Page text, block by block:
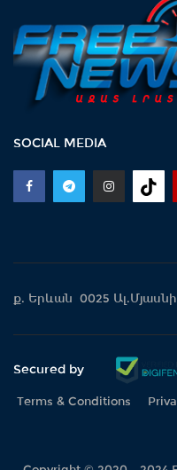
SOCIAL MEDIA
ք. Երևան 0025
Secured by
Terms & Conditions